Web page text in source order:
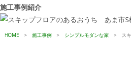
施工事例紹介
HOME > 施工事例> シンプルモダンな家> ス